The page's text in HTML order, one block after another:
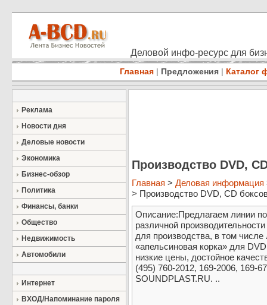
Деловой инфо-ресурс для
Главная | Предложения | Каталог
Реклама
Новости дня
Деловые новости
Экономика
Бизнес-обзор
Политика
Финансы, банки
Общество
Недвижимость
Автомобили
Интернет
ВХОД/Напоминание пароля
Производство DVD,
Главная > Деловая информация
> Производство DVD, CD
Описание:Предлагаем линии
различной
для производства, в том
«апельсиновая корка» для
низкие цены, достойное
(495) 760-2012, 169-2006, 169-
SOUNDPLAST.RU. ..